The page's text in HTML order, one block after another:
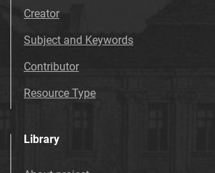
41
Tarnowskie Azoty : tygodnik.
Tarnowskie Azoty : tygodnik.
Creator
Subject and Keywords
Contributor
Resource Type
Library